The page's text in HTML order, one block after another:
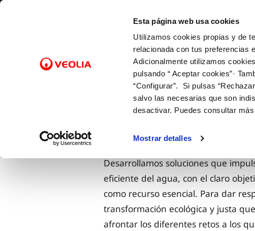
Esta página web usa cookies
Utilizamos cookies propias y de
relacionada con tus preferencias
Adicionalmente utilizamos
pulsando “ Aceptar cookies”·
“Configurar”. Si pulsas
salvo las necesarias que son
desactivar. Puedes consultar
Mostrar detalles
Gestiones
FACTURAS, PAGOS Y
Lectura de contador
12 gotas (cuota fija mensual)
Cambio de
Alta de
Bonificaciones y mínimos vitales
Entiende tu factura
ATENCIÓN AL
Canales de
Cita previa
Comprobación
NUESTRO PAPEL EN EL CICLO
Distribución
Alcantarillado
CALIDAD
Control
NUESTROS
Con las personas
Con el medio
Nuestros compromisos
CON EL MEDIO AMBIENTE
Desarrollamos soluciones que
eficiente del agua, con el claro
como recurso esencial. Para dar
transformación ecológica y justa
afrontar los diferentes retos a los